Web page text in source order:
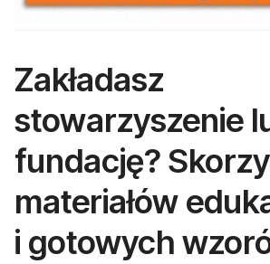
Zakładasz
stowarzyszenie
fundację?
materiałów
i gotowych